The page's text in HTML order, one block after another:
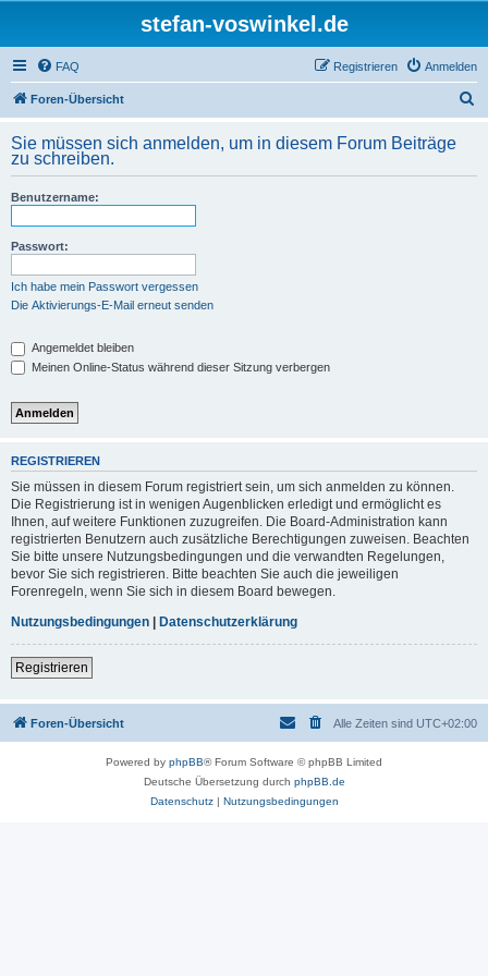
stefan-voswinkel.de
FAQ Anmelden
Registrieren
Foren-Übersicht
h
Sie müssen sich anmelden, um in diesem Forum Beiträge
zu schreiben.
Benutzername:
Passwort:
Ich habe mein Passwort vergessen
Die Aktivierungs-E-Mail erneut senden
Angemeldet bleiben
Meinen Online-Status während dieser Sitzung verbergen
REGISTRIEREN
Sie müssen in diesem Forum registriert sein, um sich anmelden zu können.
Die Registrierung ist in wenigen Augenblicken erledigt und ermöglicht es
Ihnen, auf weitere Funktionen zuzugreifen. Die Board-Administration kann
registrierten Benutzern auch zusätzliche Berechtigungen zuweisen. Beachten
Sie bitte unsere Nutzungsbedingungen und die verwandten Regelungen,
bevor Sie sich registrieren. Bitte beachten Sie auch die jeweiligen
Forenregeln, wenn Sie sich in diesem Board bewegen.
Nutzungsbedingungen | Datenschutzerklärung
Registrieren
Foren-Übersicht Alle Zeiten sind UTC+02:00
Powered by phpBB® Forum Software © phpBB Limited
Deutsche Übersetzung durch phpBB.de
Datenschutz| Nutzungsbedingungen